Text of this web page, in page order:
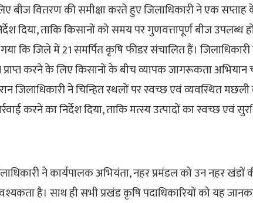
बीज वितरण की समीक्षा करते हुए जिलाधिकारी ने एक सप्ताह
दिया, ताकि किसानों को समय पर गुणवत्तापूर्ण बीज उपलब्ध
कि जिले में 21 समर्पित कृषि फीडर संचालित हैं।
करने के लिए किसानों के बीच व्यापक जागरूकता अभियान
जिलाधिकारी ने चिन्हित स्थलों पर स्वच्छ एवं व्यवस्थित मछली
करने का निर्देश दिया, ताकि मत्स्य उत्पादों का स्वच्छ एवं
ने कार्यपालक अभियंता, नहर प्रमंडल को उन नहर खंडों
है। साथ ही सभी प्रखंड कृषि पदाधिकारियों को यह